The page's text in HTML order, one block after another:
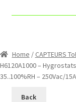
Account
Cart
Home / CAPTEURS
H6120A1000 –
35..100%RH – 250Vac/
Back